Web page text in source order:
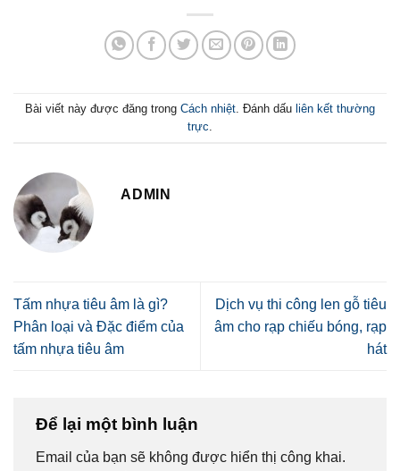
Bài viết này được đăng trong Cách nhiệt . Đánh dấu liên kết thường
trực
ADMIN
Tấm nhựa tiêu âm là gì?
Phân loại và Đặc điểm của
tấm nhựa tiêu âm
Dịch vụ thi công len gỗ tiêu
âm cho rạp chiếu bóng, rạp
hát
Để lại một bình luận
Email của bạn sẽ không được hiển thị công khai.